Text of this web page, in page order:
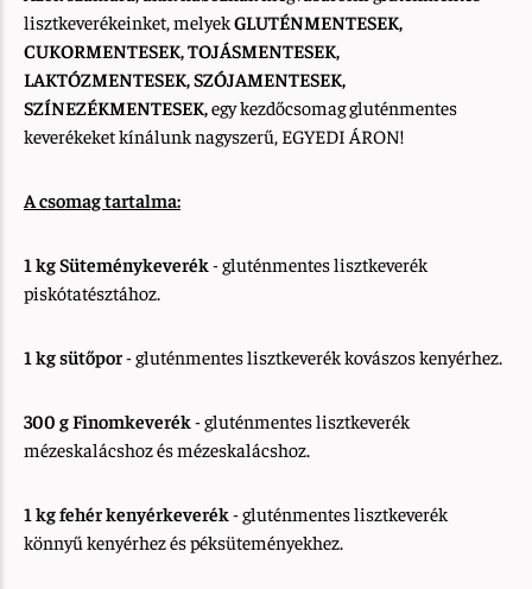
lisztkeverékeinket, melyekGLUTÉNMENTESEK,
CUKORMENTESEK, TOJÁSMENTESEK,
LAKTÓZMENTESEK, SZÓJAMENTESEK,
SZÍNEZÉKMENTESEK, egy kezdőcsomag gluténmentes
keverékeket kínálunk nagyszerű, EGYEDI ÁRON!
A csomag tartalma:
1 kg Süteménykeverék- gluténmentes lisztkeverék
piskótatésztához.
1 kg sütőpor- gluténmentes lisztkeverék kovászos kenyérhez.
300 g Finomkeverék- gluténmentes lisztkeverék
mézeskalácshoz és mézeskalácshoz.
1 kg fehér kenyérkeverék- gluténmentes lisztkeverék
könnyű kenyérhez és péksüteményekhez.